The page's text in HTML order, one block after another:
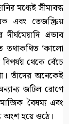
মধ্যেই সীমাবদ্ধ
এবং তেজস্ক্রিয়
প্রভাব
তথাকথিত ‘কালো
থেকে বেঁচে
তাঁদের অনেকেই
জটিল রোগে
বৈষম্য এবং
অংশ হয়ে ওঠে।